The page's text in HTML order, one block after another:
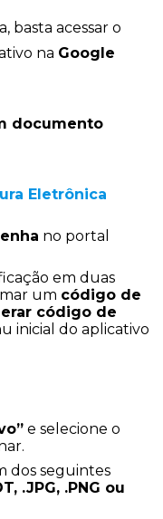
basta acessar o
na Google
documento
Eletrônica
no portal
em duas
um código de
código de
inicial do aplicativo
e selecione o
dos seguintes
.JPG, .PNG ou